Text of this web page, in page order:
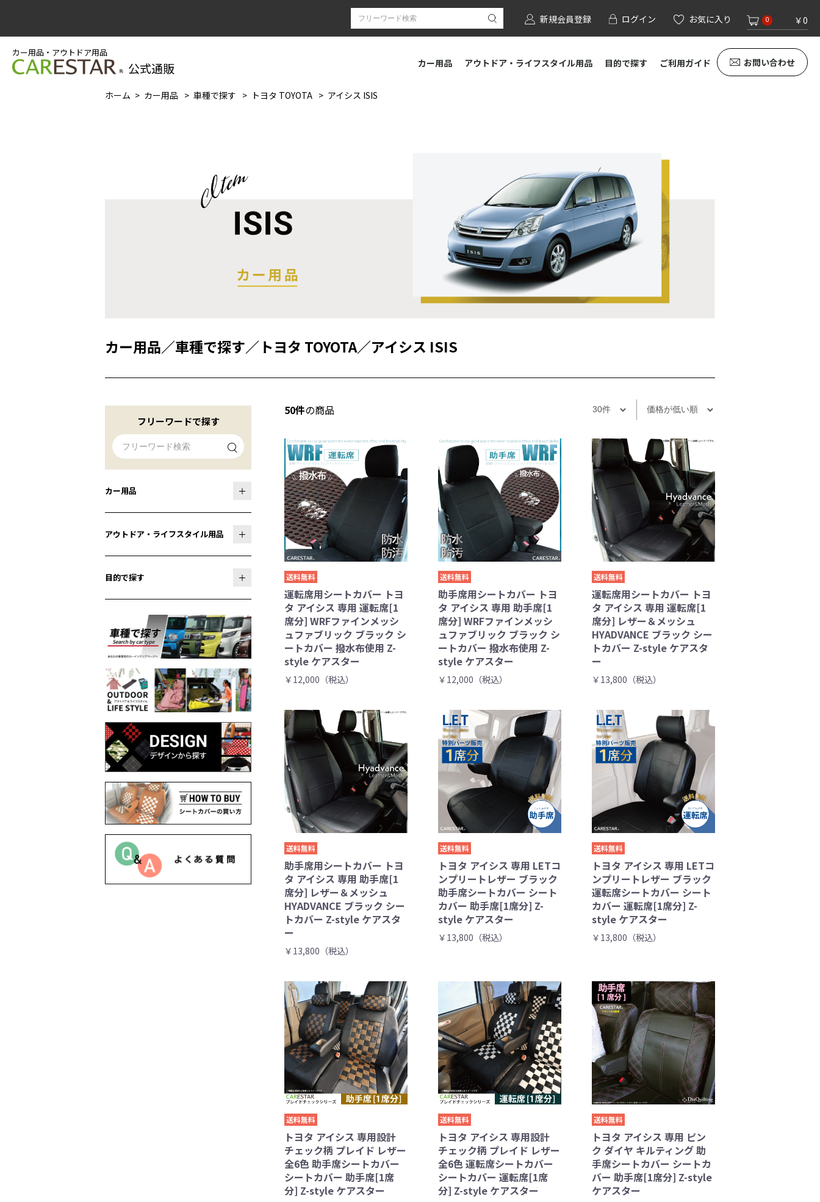
新規会員登録 ログイン お気に入り 0 ￥0
カー用品・アウトドア用品
公式通販 カー用品 アウトドア・ライフスタイル用品 目的で探す ご利用ガイド お問い合わせ
ホーム カー用品 車種で探す トヨタ TOYOTA アイシス ISIS
カー用品／車種で探す／ トヨタ TOYOTA／アイシス ISIS
フリーワードで探す
カー用品
アウトドア・ライフスタイル用品
目的で探す
50件の商品
送料無料
運転席用シートカバー トヨ
タ アイシス 専用 運転席[1
席分] WRFファインメッシ
ュファブリック ブラック シ
ートカバー 撥水布使用 Z-
style ケアスター
￥12,000（税込）
送料無料
助手席用シートカバー トヨ
タ アイシス 専用 助手席[1
席分] WRFファインメッシ
ュファブリック ブラック シ
ートカバー 撥水布使用 Z-
style ケアスター
￥12,000（税込）
送料無料
運転席用シートカバー トヨ
タ アイシス 専用 運転席[1
席分] レザー＆メッシュ
HYADVANCE ブラック シー
トカバー Z-style ケアスタ
ー
￥13,800（税込）
送料無料
助手席用シートカバー トヨ
タ アイシス 専用 助手席[1
席分] レザー＆メッシュ
HYADVANCE ブラック シー
トカバー Z-style ケアスタ
ー
￥13,800（税込）
送料無料
トヨタ アイシス 専用 LETコ
ンプリートレザー ブラック
助手席シートカバー シート
カバー 助手席[1席分] Z-
style ケアスター
￥13,800（税込）
送料無料
トヨタ アイシス 専用 LETコ
ンプリートレザー ブラック
運転席シートカバー シート
カバー 運転席[1席分] Z-
style ケアスター
￥13,800（税込）
送料無料
トヨタ アイシス 専用設計
チェック柄 プレイド レザー
全6色 助手席シートカバー
シートカバー 助手席[1席
分] Z-style ケアスター
送料無料
トヨタ アイシス 専用設計
チェック柄 プレイド レザー
全6色 運転席シートカバー
シートカバー 運転席[1席
分] Z-style ケアスター
送料無料
トヨタ アイシス 専用 ピン
ク ダイヤ キルティング 助
手席シートカバー シートカ
バー 助手席[1席分] Z-style
ケアスター